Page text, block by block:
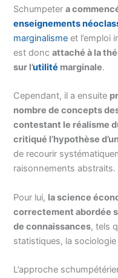
Schumpetera
enseignements
marginalisme et l’emploi
est doncattaché à la
sur l’utilité marginale.
Cependant, il a ensuite
nombre de concepts
contestant le réalisme
critiqué l’hypothèse
de recourir
raisonnements abstraits.
Pour lui, la science
correctement abordée
de connaissances, tels
statistiques, la
L’approche